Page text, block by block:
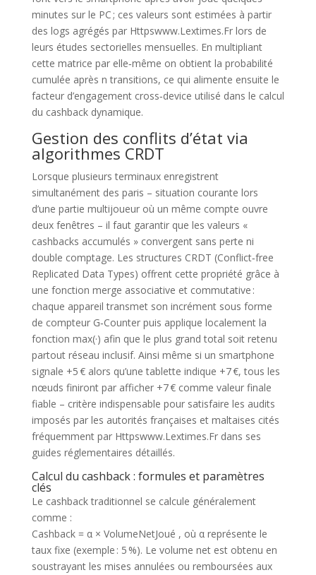
minutes sur le PC ; ces valeurs sont estimées à partir
des logs agrégés par Httpswww.Lextimes.Fr lors de
leurs études sectorielles mensuelles. En multipliant
cette matrice par elle‑même on obtient la probabilité
cumulée après n transitions, ce qui alimente ensuite le
facteur d’engagement cross‑device utilisé dans le calcul
du cashback dynamique.
Gestion des conflits d’état via
algorithmes CRDT
Lorsque plusieurs terminaux enregistrent
simultanément des paris – situation courante lors
d’une partie multijoueur où un même compte ouvre
deux fenêtres – il faut garantir que les valeurs «
cashbacks accumulés » convergent sans perte ni
double comptage. Les structures CRDT (Conflict‑free
Replicated Data Types) offrent cette propriété grâce à
une fonction merge associative et commutative :
chaque appareil transmet son incrément sous forme
de compteur G‑Counter puis applique localement la
fonction max(·) afin que le plus grand total soit retenu
partout réseau inclusif. Ainsi même si un smartphone
signale +5 € alors qu’une tablette indique +7 €, tous les
nœuds finiront par afficher +7 € comme valeur finale
fiable – critère indispensable pour satisfaire les audits
imposés par les autorités françaises et maltaises cités
fréquemment par Httpswww.Lextimes.Fr dans ses
guides réglementaires détaillés.
Calcul du cashback : formules et paramètres
clés
Le cashback traditionnel se calcule généralement
comme :
Cashback = α × VolumeNetJoué , où α représente le
taux fixe (exemple : 5 %). Le volume net est obtenu en
soustrayant les mises annulées ou remboursées aux